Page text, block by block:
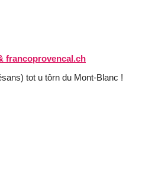
francoprovencal.ch
tot u tôrn du Mont-Blanc !